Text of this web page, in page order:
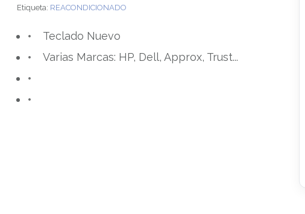
Etiqueta: REACONDICIONADO
Teclado Nuevo
Varias Marcas: HP, Dell, Approx, Trust...